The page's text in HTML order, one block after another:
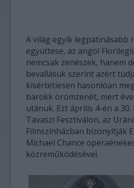
A világ egyik legpatinásabb
együttese, az angol
nemcsak zenészek, hanem
bevallásuk szerint azért
kísértetiesen hasonlóan
barokk örömzenét, mert
utánuk. Ezt április 4-én a
Tavaszi Fesztiválon, az
Filmszínházban bizonyítják
Michael Chance
közreműködésével.